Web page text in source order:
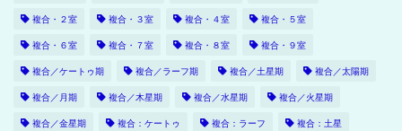
複合・２室 複合・３室 複合・４室 複合・５室
複合・６室 複合・７室 複合・８室 複合・９室
複合／ケートゥ期 複合／ラーフ期 複合／土星期 複合／太陽期
複合／月期 複合／木星期 複合／水星期 複合／火星期
複合／金星期 複合：ケートゥ 複合：ラーフ 複合：土星